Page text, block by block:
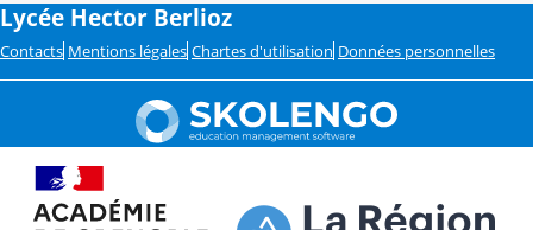
Lycée Hector Berlioz
Contacts Mentions légales Chartes d'utilisation Données personnelles